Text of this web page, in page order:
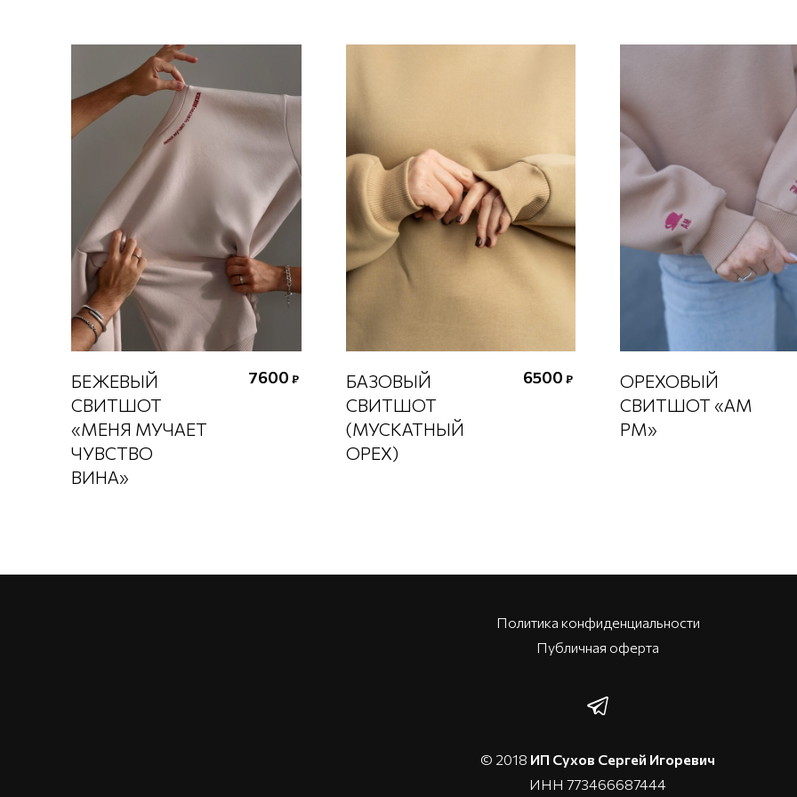
Выберите размер
БЕЖЕВЫЙ
СВИТШОТ
«МЕНЯ МУЧАЕТ
ЧУВСТВО
ВИНА»
7600 ₽ Выберите размер
БАЗОВЫЙ
СВИТШОТ
(МУСКАТНЫЙ
ОРЕХ)
6500 ₽ Выберите размер
ОРЕХОВЫЙ
СВИТШОТ «AM
PM»
Политика конфиденциальности
Публичная оферта
© 2018 ИП Сухов Сергей Игоревич
ИНН 773466687444